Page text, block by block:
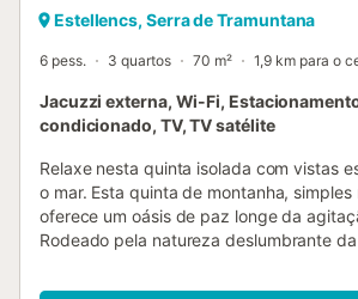
Estellencs, Serra de Tramuntana
6 pess. 3 quartos 70 m² 1,9 km para o
Jacuzzi externa, Wi-Fi,
condicionado, TV, TV satélite
Relaxe nesta quinta isolada com vistas
o mar. Esta quinta de montanha,
oferece um oásis de paz longe da
Rodeado pela natureza deslumbrante
Mediterrâneo. O interior está decorado